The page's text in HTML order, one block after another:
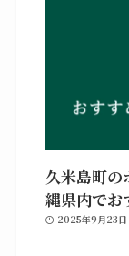
久米島町
縄県内でお
2025年9月23日